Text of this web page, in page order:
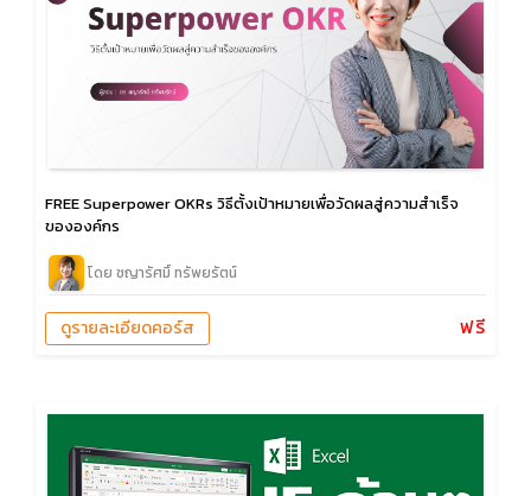
FREE Superpower OKRs วิธีตั้งเป้าหมายเพื่อวัดผลสู่ความสำเร็จ
ขององค์กร
โดย ชญารัศมิ์ ทรัพยรัตน์
ฟรี
ดูรายละเอียดคอร์ส